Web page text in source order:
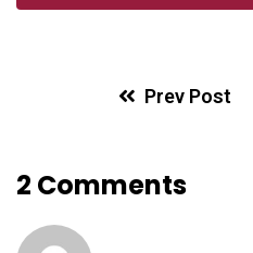
Prev Post
2 Comments